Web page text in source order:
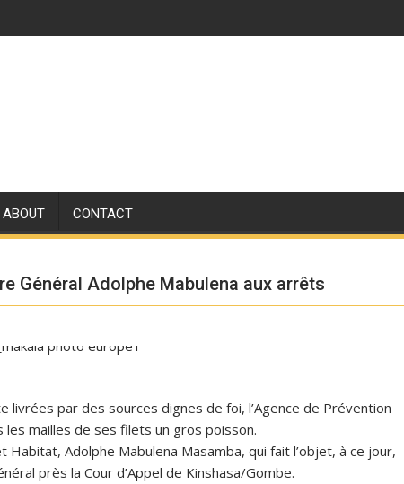
ABOUT CONTACT
Général Adolphe Mabulena aux arrêts
par des sources dignes de foi, l’Agence de Prévention
mailles de ses filets un gros poisson.
Habitat, Adolphe Mabulena Masamba, qui fait l’objet, à ce jour,
près la Cour d’Appel de Kinshasa/Gombe.